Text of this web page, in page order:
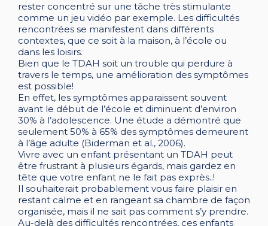
rester concentré sur une tâche très stimulante
comme un jeu vidéo par exemple. Les difficultés
rencontrées se manifestent dans différents
contextes, que ce soit à la maison, à l’école ou
dans les loisirs.
Bien que le TDAH soit un trouble qui perdure à
travers le temps, une amélioration des symptômes
est possible!
En effet, les symptômes apparaissent souvent
avant le début de l’école et diminuent d’environ
30% à l’adolescence. Une étude a démontré que
seulement 50% à 65% des symptômes demeurent
à l’âge adulte (Biderman et al., 2006).
Vivre avec un enfant présentant un TDAH peut
être frustrant à plusieurs égards, mais gardez en
tête que votre enfant ne le fait pas exprès..!
Il souhaiterait probablement vous faire plaisir en
restant calme et en rangeant sa chambre de façon
organisée, mais il ne sait pas comment s’y prendre.
Au-delà des difficultés rencontrées, ces enfants